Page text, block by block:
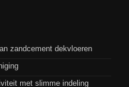
zandcement dekvloeren
met slimme indeling